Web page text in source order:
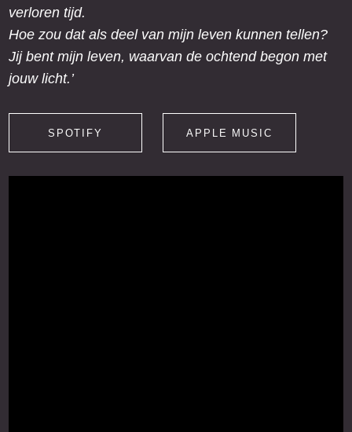
verloren tijd.
Hoe zou dat als deel van mijn leven kunnen tellen?
Jij bent mijn leven, waarvan de ochtend begon met
jouw licht.’
SPOTIFY APPLE MUSIC